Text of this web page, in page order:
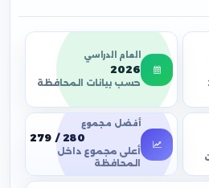
العام الدراسي
2026
حسب بيانات المحافظة
أفضل مجموع
279 / 280
أعلى مجموع داخل
المحافظة